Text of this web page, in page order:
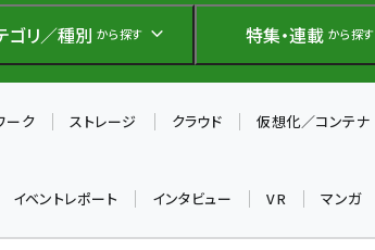
ゴリ／種別 から探す 特集・連載 から探す
ーク ストレージ クラウド 仮想化／コンテナ
イベントレポート インタビュー VR マンガ